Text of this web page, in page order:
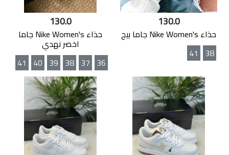
130.0
حذاء Nike Women's جاما بيج
38
41
130.0
حذاء Nike Women's جاما
اخضر نهدي
36
37
38
39
40
41